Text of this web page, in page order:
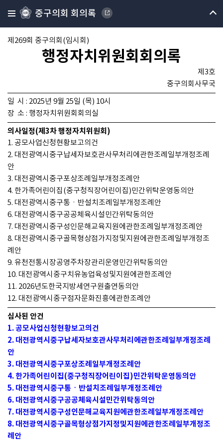
중구의회 회의록
제269회 중구의회(임시회)
행정자치위원회회의록
제3호
중구의회사무국
일 시 : 2025년 9월 25일 (목) 10시
장 소 : 행정자치위원회회의실
의사일정(제3차 행정자치위원회)
1. 공모사업신청현황보고의건
2. 대전광역시중구납세자보호관사무처리에관한조례일부개정조례
안
3. 대전광역시중구포상조례일부개정조례안
4. 한가족어린이집(중구청직장어린이집)민간위탁운영동의안
5. 대전광역시중구통ㆍ반설치조례일부개정조례안
6. 대전광역시중구공공체육시설민간위탁동의안
7. 대전광역시중구성인문해교육지원에관한조례일부개정조례안
8. 대전광역시중구골목형상점가지정및지원에관한조례일부개정조
례안
9. 유천전통시장공영주차장관리운영민간위탁동의안
10. 대전광역시중구치유농업육성및지원에관한조례안
11. 2026년도한국지방세연구원출연동의안
12. 대전광역시중구점자문화진흥에관한조례안
심사된 안건
1. 공모사업신청현황보고의건
2. 대전광역시중구납세자보호관사무처리에관한조례일부개정조례
안
3. 대전광역시중구포상조례일부개정조례안
4. 한가족어린이집(중구청직장어린이집)민간위탁운영동의안
5. 대전광역시중구통ㆍ반설치조례일부개정조례안
6. 대전광역시중구공공체육시설민간위탁동의안
7. 대전광역시중구성인문해교육지원에관한조례일부개정조례안
8. 대전광역시중구골목형상점가지정및지원에관한조례일부개정조
례안